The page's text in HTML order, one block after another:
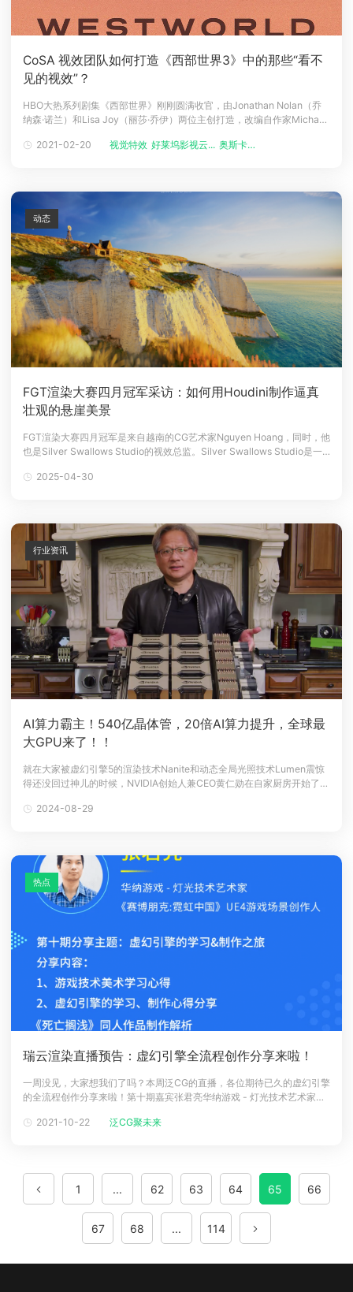
CoSA 视效团队如何打造《西部世界3》中的那些“看不
见的视效”？
HBO大热系列剧集《西部世界》刚刚圆满收官，由Jonathan Nolan（乔
纳森·诺兰）和Lisa Joy（丽莎·乔伊）两位主创打造，改编自作家Michael
均收视高达1200万人次，是HBO历史上收视最高的首播剧集。最新的第
2021-02-20 视觉特效 好莱坞影视云... 奥斯卡渲染资...
FGT渲染大赛四月冠军采访：如何用Houdini制作逼真
壮观的悬崖美景
FGT渲染大赛四月冠军是来自越南的CG艺术家Nguyen Hoang，同时，他
也是Silver Swallows Studio的视效总监。Silver Swallows Studio是一
参与制作团队项目的同时，也会用业余时间创作自己的CG作品。凭借个人
2025-04-30
动态
AI算力霸主！540亿晶体管，20倍AI算力提升，全球最
大GPU来了！！
就在大家被虚幻引擎5的渲染技术Nanite和动态全局光照技术Lumen震惊
得还没回过神儿的时候，NVIDIA创始人兼CEO黄仁勋在自家厨房开始了
A100，全球最大的GPU，具备全新安培（Ampere）架构，7nm工艺，
2024-08-29
行业资讯
瑞云渲染直播预告：虚幻引擎全流程创作分享来啦！
一周没见，大家想我们了吗？本周泛CG的直播，各位期待已久的虚幻引擎
的全流程创作分享来啦！第十期嘉宾张君亮华纳游戏 - 灯光技术艺术家
美国犹他大学技术美术在读硕士张君亮目前在美国华纳游戏公司担任灯光
2021-10-22 泛CG聚未来
热点
1 ... 62 63 64 65 66
67 68 ... 114